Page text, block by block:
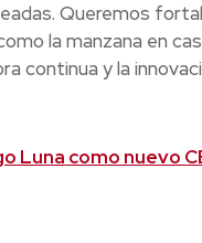
Queremos
la manzana en
continua y la
Luna como nuevo